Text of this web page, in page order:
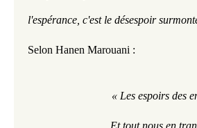
l'espérance, c'est le désespoir
Selon Hanen Marouani :
« Les espoirs des
Et tout nous en